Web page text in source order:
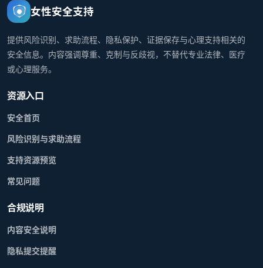
女性安全支持
提供风险识别、求助流程、隐私保护、证据保存与心理支持相关的
安全信息。内容强调尊重、克制与反歧视，不替代专业法律、医疗
或心理服务。
资源入口
安全首页
风险识别与求助流程
支持资源预览
常见问题
合规说明
内容安全说明
隐私提交提醒